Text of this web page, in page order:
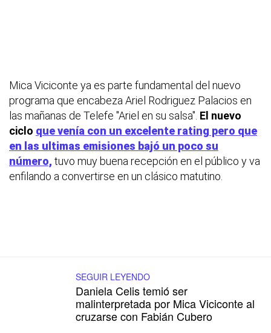
Mica Viciconte ya es parte fundamental del nuevo
programa que encabeza Ariel Rodriguez Palacios en
las mañanas de Telefe "Ariel en su salsa". El nuevo
ciclo que venía con un excelente rating pero que
en las ultimas emisiones bajó un poco su
número, tuvo muy buena recepción en el público y va
enfilando a convertirse en un clásico matutino.
SEGUIR LEYENDO
Daniela Celis temió ser
malinterpretada por Mica Viciconte al
cruzarse con Fabián Cubero